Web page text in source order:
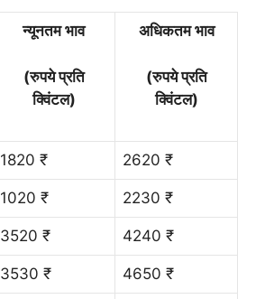
न्यूनतम भाव
(रुपये प्रति
क्विंटल)
अधिकतम भाव
(रुपये प्रति
क्विंटल)
1820 ₹ 2620 ₹
1020 ₹ 2230 ₹
3520 ₹ 4240 ₹
3530 ₹ 4650 ₹